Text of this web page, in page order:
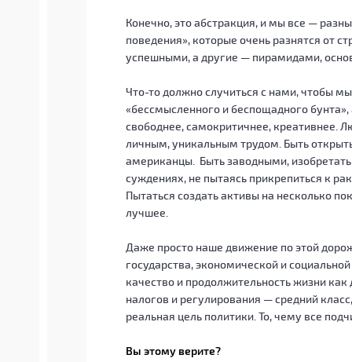
Конечно, это абстракция, и мы все —
поведения», которые очень разнятся от
успешными, а другие — пирамидами,
Что-то должно случиться с нами, чтобы
«бессмысленного и беспощадного
свободнее, самокритичнее, креативнее.
личным, уникальным трудом. Быть
американцы. Быть заводными,
суждениях, не пытаясь прикрепиться к
Пытаться создать активы на несколько
лучшее.
Даже просто наше движение по этой
государства, экономической и
качество и продолжительность жизни
налогов и регулирования — средний
реальная цель политики. То, чему все
Вы этому верите?